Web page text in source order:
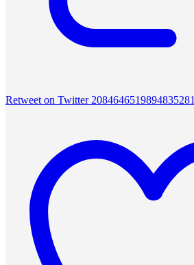
Retweet on Twitter 2084646519894835281